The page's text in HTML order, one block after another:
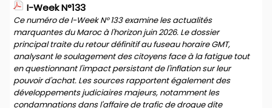
I-Week N°133
Ce numéro de I-Week N° 133 examine les actualités
marquantes du Maroc à l'horizon juin 2026. Le dossier
principal traite du retour définitif au fuseau horaire GMT,
analysant le soulagement des citoyens face à la fatigue tout
en questionnant l'impact persistant de l'inflation sur leur
pouvoir d'achat. Les sources rapportent également des
développements judiciaires majeurs, notamment les
condamnations dans l'affaire de trafic de drogue dite